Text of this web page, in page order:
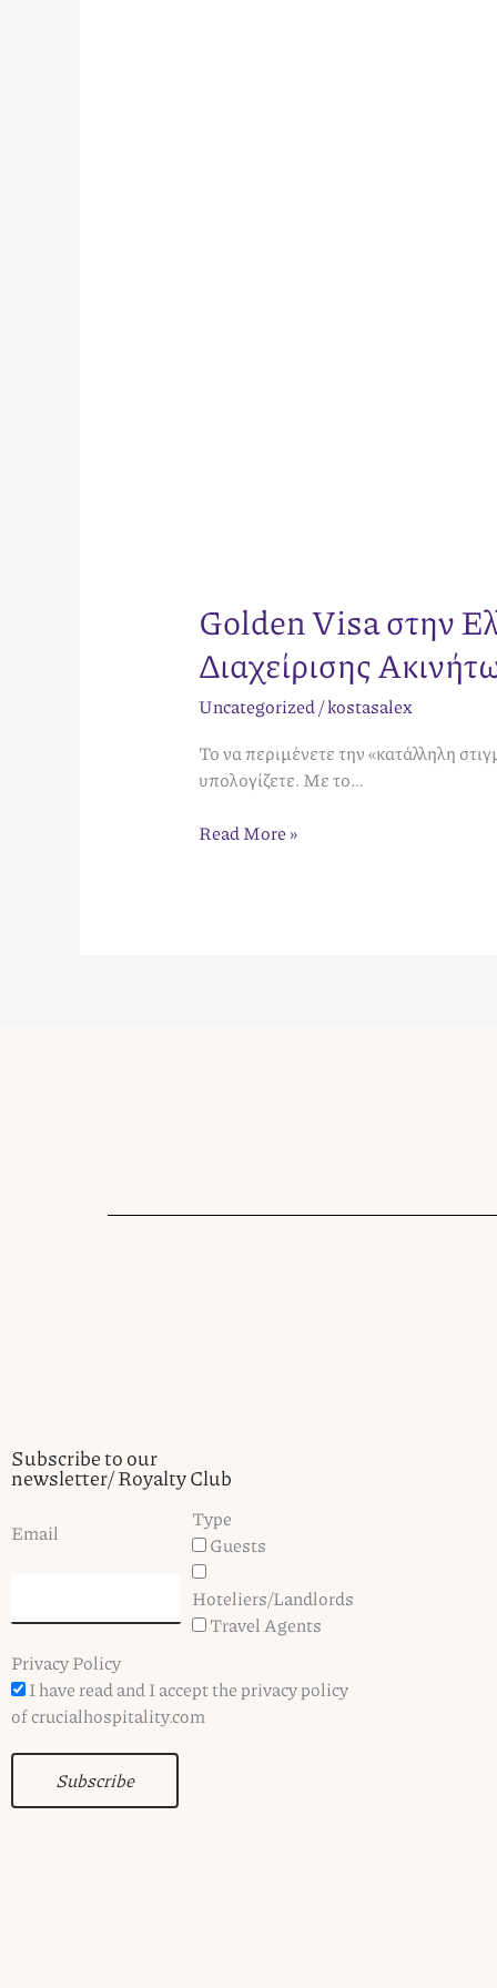
Golden Visa στην
Διαχείρισης
Uncategorized /kostasalex
Το να περιμένετε την «κατάλληλη
υπολογίζετε. Με το…
Read More »
Subscribe to our
newsletter/ Royalty Club
Email
Type
Guests
Hoteliers/Landlords
Travel Agents
Privacy Policy
I have read and I accept the privacy policy
of crucialhospitality.com
Subscribe